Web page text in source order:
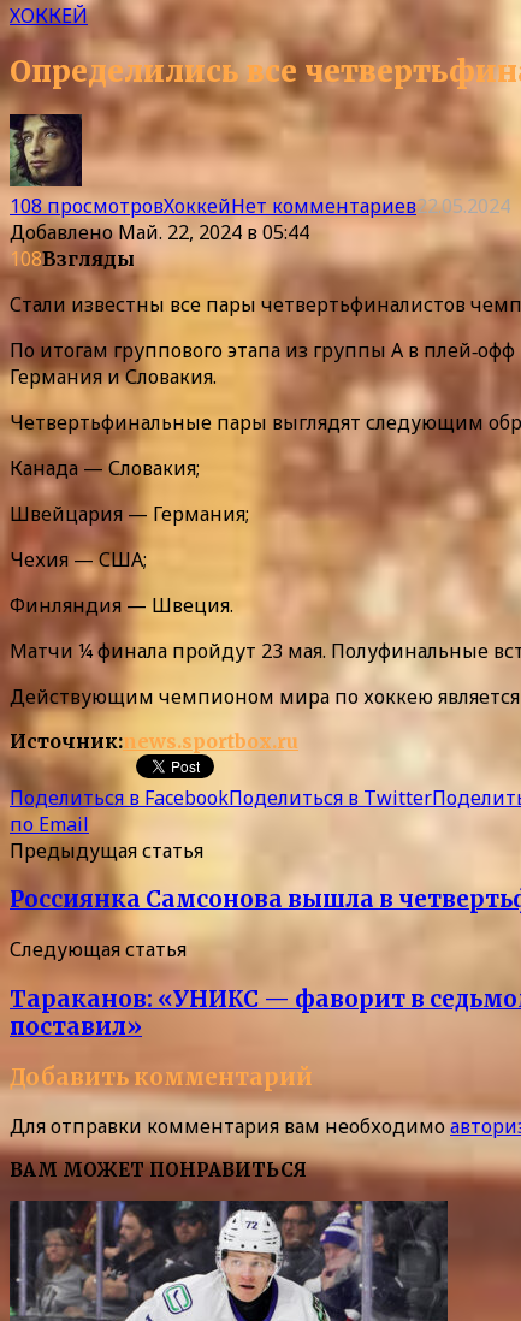
ХОККЕЙ
Определились все
108 просмотровХоккейНет комментариев22.05.2024
Добавлено Май. 22, 2024 в 05:44
108Взгляды
Стали известны все пары четвертьфиналистов
По итогам группового этапа из группы А в
Германия и Словакия.
Четвертьфинальные пары выглядят следующим
Канада — Словакия;
Швейцария — Германия;
Чехия — США;
Финляндия — Швеция.
Матчи ¼ финала пройдут 23 мая. Полуфинальные
Действующим чемпионом мира по хоккею является
Источник:news.sportbox.ru
Поделиться в FacebookПоделиться в Twitter
по Email
Предыдущая статья
Россиянка Самсонова вышла в
Следующая статья
Тараканов: «УНИКС — фаворит в
поставил»
Добавить комментарий
Для отправки комментария вам необходимо
ВАМ МОЖЕТ ПОНРАВИТЬСЯ